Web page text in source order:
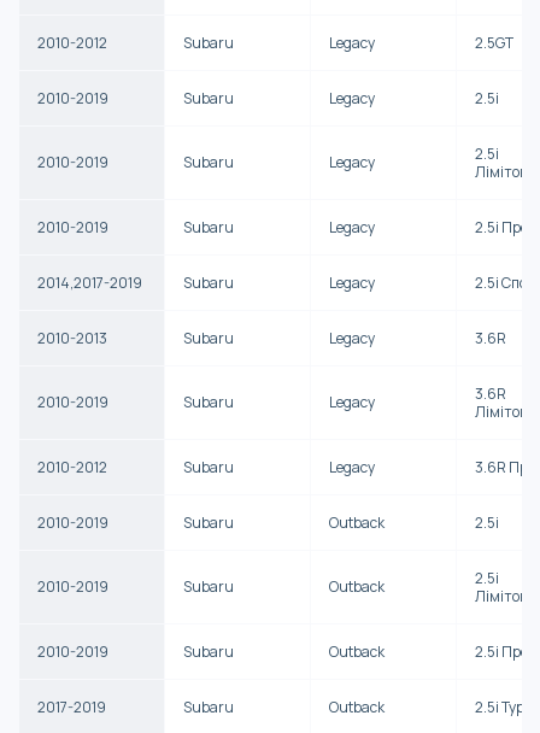
2010-2012 Subaru Legacy 2.5GT
2010-2019 Subaru Legacy 2.5i
2010-2019 Subaru Legacy
2.5i
2010-2019 Subaru Legacy 2.5i
2014,2017-2019 Subaru Legacy 2.5i
2010-2013 Subaru Legacy 3.6R
2010-2019 Subaru Legacy
3.6R
2010-2012 Subaru Legacy 3.6R
2010-2019 Subaru Outback 2.5i
2010-2019 Subaru Outback
2.5i
2010-2019 Subaru Outback 2.5i
2017-2019 Subaru Outback 2.5i